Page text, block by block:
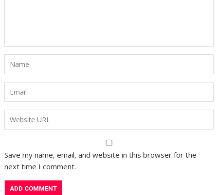
Save my name, email, and website in this browser for the
next time I comment.